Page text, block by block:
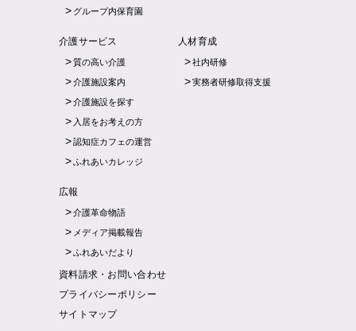
グループ内保育園
介護サービス
質の高い介護
介護施設案内
介護施設を探す
入居をお考えの方
認知症カフェの運営
ふれあいカレッジ
人材育成
社内研修
実務者研修取得支援
広報
介護革命物語
メディア掲載報告
ふれあいだより
資料請求・お問い合わせ
プライバシーポリシー
サイトマップ